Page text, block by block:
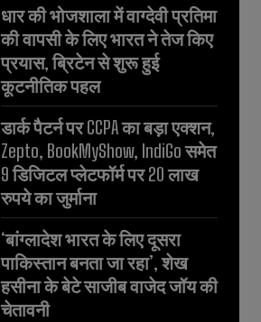
धार की भोजशाला में वाग्देवी प्रतिमा
की वापसी के लिए भारत ने तेज किए
प्रयास, ब्रिटेन से शुरू हुई
कूटनीतिक पहल
डार्क पैटर्न पर CCPA का बड़ा एक्शन,
Zepto, BookMyShow, IndiGo समेत
9 डिजिटल प्लेटफॉर्म पर 20 लाख
रुपये का जुर्माना
‘बांग्लादेश भारत के लिए दूसरा
पाकिस्तान बनता जा रहा’, शेख
हसीना के बेटे साजीब वाजेद जॉय की
चेतावनी